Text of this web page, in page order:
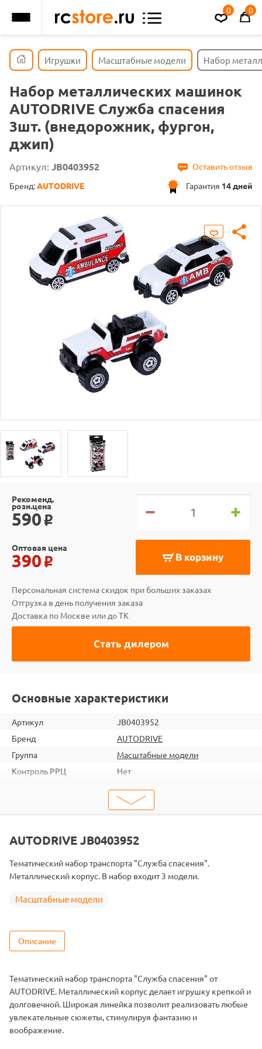
0 0
Игрушки Масштабные модели Набор
Набор металлических машинок
AUTODRIVE Служба спасения
3шт. (внедорожник, фургон,
джип)
Артикул: JB0403952
Оставить отзыв
Гарантия 14 дней
Бренд:AUTODRIVE
Рекоменд.
розн.цена
590 o
В корзину
Оптовая цена
390 o
Персональная система скидок при больших заказах
Отгрузка в день получения заказа
Доставка по Москве или до ТК
Стать дилером
Основные характеристики
Артикул
JB0403952
Бренд
AUTODRIVE
Группа
Масштабные модели
Контроль РРЦ
Нет
168
4699004039091
AUTODRIVE JB0403952
Тематический набор транспорта "Служба спасения".
Металлический корпус. В набор входит 3 модели.
Масштабные модели
Описание
Тематический набор транспорта "Служба спасения" от
AUTODRIVE. Металлический корпус делает игрушку крепкой и
долговечной. Широкая линейка позволит реализовать любые
увлекательные сюжеты, стимулируя фантазию и
воображение.